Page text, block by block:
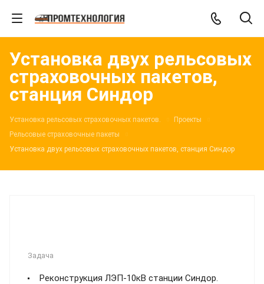
Установка двух рельсовых
страховочных пакетов,
станция Синдор
Установка рельсовых страховочных пакетов.
Проекты
Рельсовые страховочные пакеты
Установка двух рельсовых страховочных пакетов, станция Синдор
Задача
Реконструкция ЛЭП-10кВ станции Синдор.